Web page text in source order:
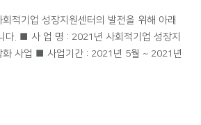
적기업 성장지원센터의 발전을 위해 아래
다. ■ 사 업 명 : 2021년 사회적기업 성장지
화 사업 ■ 사업기간 : 2021년 5월 ~ 2021년